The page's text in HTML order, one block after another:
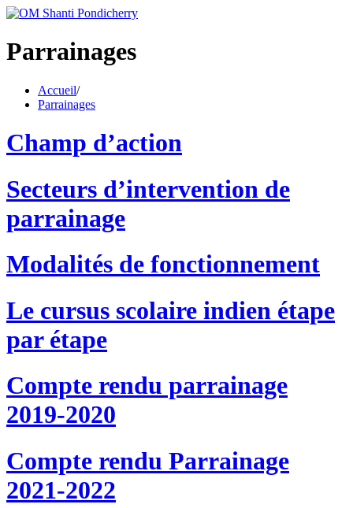
Parrainages
Accueil/
Parrainages
Champ d’action
Secteurs d’intervention de
parrainage
Modalités de fonctionnement
Le cursus scolaire indien étape
par étape
Compte rendu parrainage
2019-2020
Compte rendu Parrainage
2021-2022